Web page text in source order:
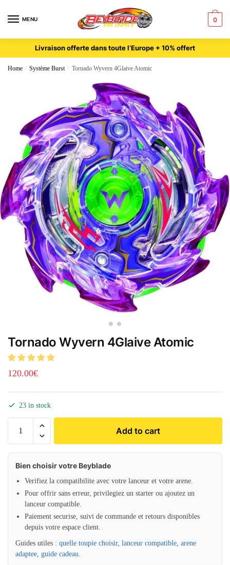
MENU 0
Livraison offerte dans toute l’Europe + 10% offert
Home / Système Burst / Tornado Wyvern 4Glaive Atomic
Tornado Wyvern 4Glaive Atomic
120.00€
23 in stock
Add to cart
Bien choisir votre Beyblade
Verifiez la compatibilite avec votre lanceur et votre arene.
Pour offrir sans erreur, privilegiez un starter ou ajoutez un
lanceur compatible.
Paiement securise, suivi de commande et retours disponibles
depuis votre espace client.
Guides utiles : quelle toupie choisir, lanceur compatible arene
adaptee guide cadeau